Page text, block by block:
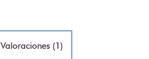
Valoraciones (1)